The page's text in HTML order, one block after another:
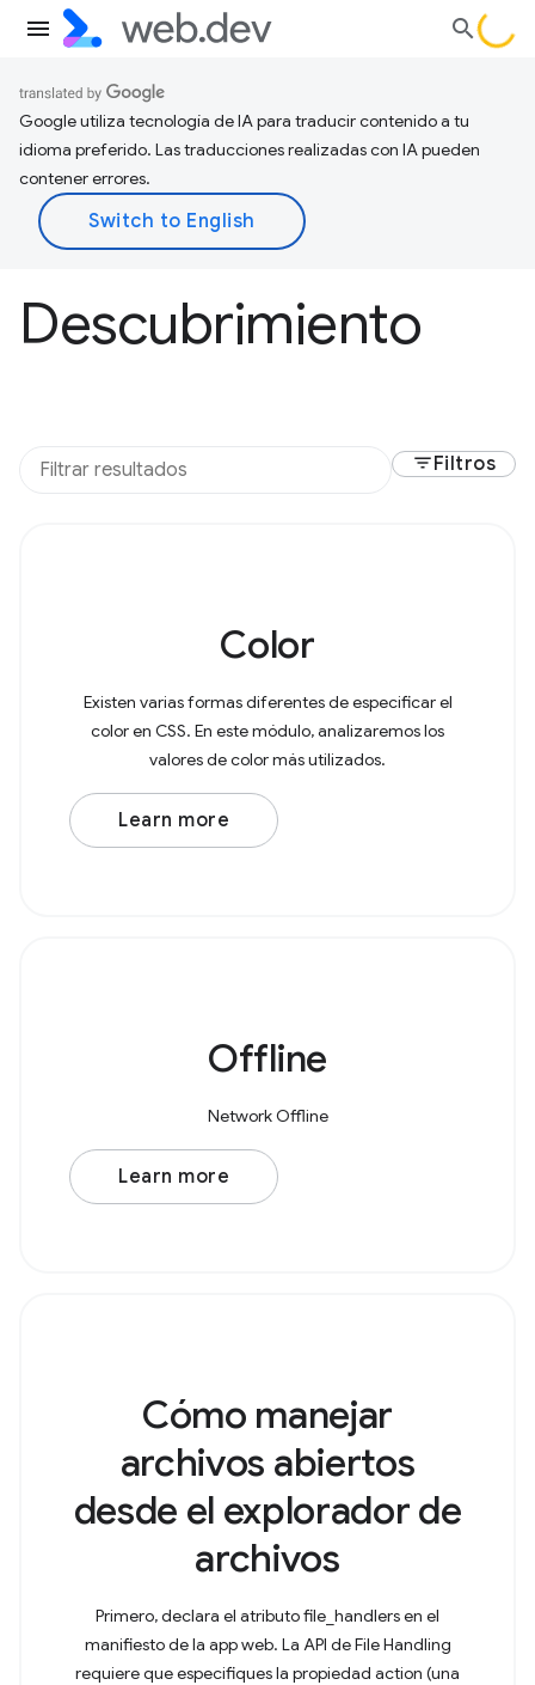
Google utiliza tecnología de IA para traducir contenido a tu
idioma preferido. Las traducciones realizadas con IA pueden
contener errores.
Descubrimiento
filter_listFiltros
Color
Existen varias formas diferentes de especificar el
color en CSS. En este módulo, analizaremos los
valores de color más utilizados.
Learn more
Offline
Network Offline
Learn more
Cómo manejar
archivos abiertos
desde el explorador de
archivos
Primero, declara el atributo file_handlers en el
manifiesto de la app web. La API de File Handling
requiere que especifiques la propiedad action (una